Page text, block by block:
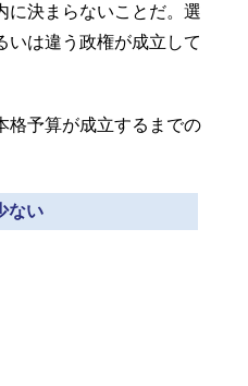
決まらないことだ。選
いは違う政権が成立して
格予算が成立するまでの
ない